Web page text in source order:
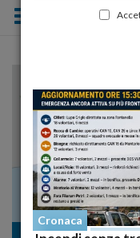
Toggle
Meteo
Cronaca